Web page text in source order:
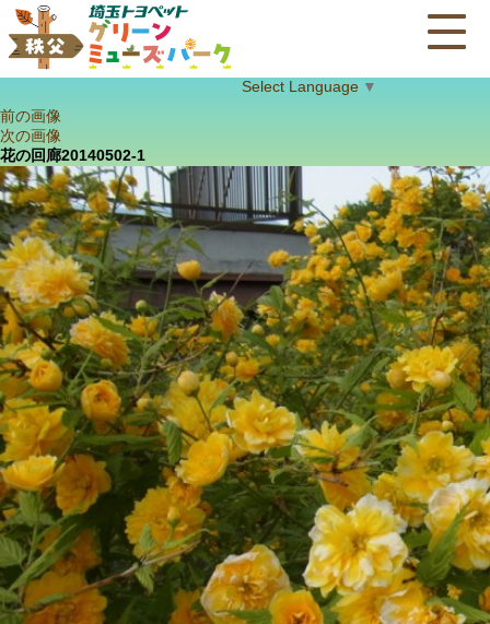
Select Language ▼
前の画像
次の画像
花の回廊20140502-1